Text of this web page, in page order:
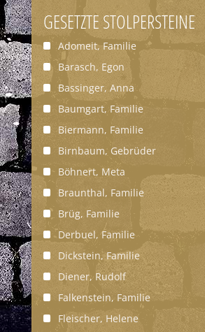
GESETZTE STOLPERSTEINE
Adomeit, Familie
Barasch, Egon
Bassinger, Anna
Baumgart, Familie
Biermann, Familie
Birnbaum, Gebrüder
Böhnert, Meta
Braunthal, Familie
Brüg, Familie
Derbuel, Familie
Dickstein, Familie
Diener, Rudolf
Falkenstein, Familie
Fleischer, Helene